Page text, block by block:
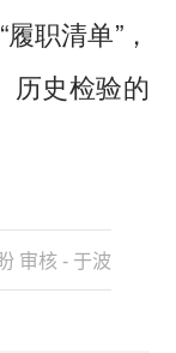
职清单”，
历史检验的
审核 - 于波